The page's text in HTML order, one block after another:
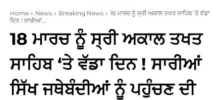
Home News Breaking News
18 ਮਾਰਚ ਨੂੰ ਸ੍ਰੀ ਅਕਾਲ ਤਖਤ ਸਾਹਿਬ ‘ਤੇ ਵੱਡਾ
ਦਿਨ ! ਸਾਰੀਆਂ...
18 ਮਾਰਚ ਨੂੰ ਸ੍ਰੀ ਅਕਾਲ ਤਖਤ
ਸਾਹਿਬ ‘ਤੇ ਵੱਡਾ ਦਿਨ ! ਸਾਰੀਆਂ
ਸਿੱਖ ਜਥੇਬੰਦੀਆਂ ਨੂੰ ਪਹੁੰਚਣ ਦੀ